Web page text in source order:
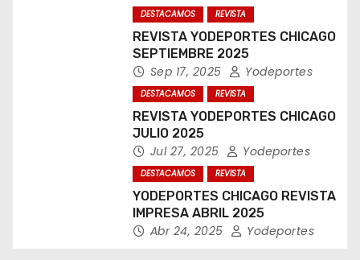
DESTACAMOS REVISTA
REVISTA YODEPORTES CHICAGO
SEPTIEMBRE 2025
Sep 17, 2025 Yodeportes
DESTACAMOS REVISTA
REVISTA YODEPORTES CHICAGO
JULIO 2025
Jul 27, 2025 Yodeportes
DESTACAMOS REVISTA
YODEPORTES CHICAGO REVISTA
IMPRESA ABRIL 2025
Abr 24, 2025 Yodeportes